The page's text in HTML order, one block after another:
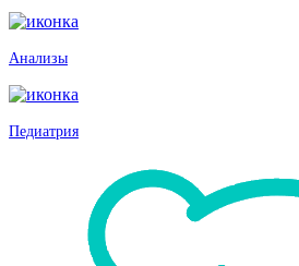
Анализы
Педиатрия